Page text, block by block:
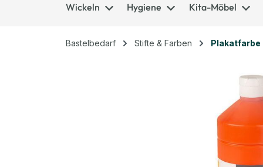
Wickeln Hygiene Kita-Möbel
Bastelbedarf Stifte & Farben Plakatfarbe